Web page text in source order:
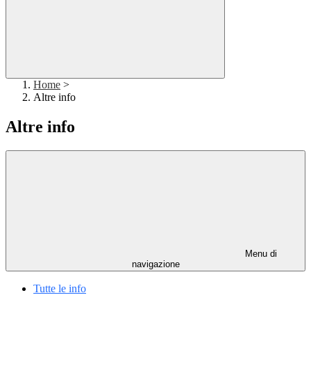
Home >
Altre info
Altre info
Menu di
navigazione
Tutte le info